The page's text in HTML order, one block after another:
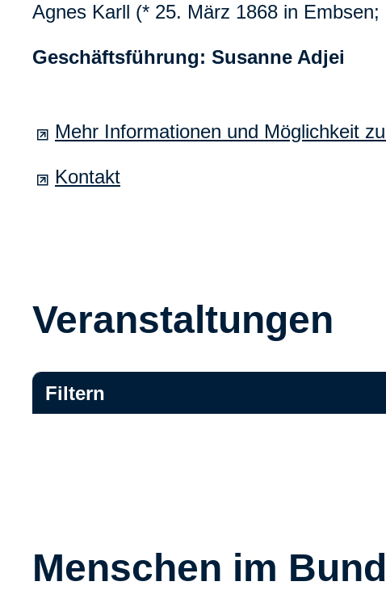
Agnes Karll (* 25. März 1868 in
Geschäftsführung: Susanne Adjei
Mehr Informationen und Möglichkeit
Kontakt
Veranstaltungen
Filtern
Menschen im